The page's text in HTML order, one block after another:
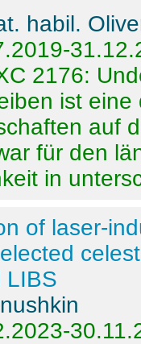
habil.
2176:
ist
auf
für den
in
of laser-
LIBS